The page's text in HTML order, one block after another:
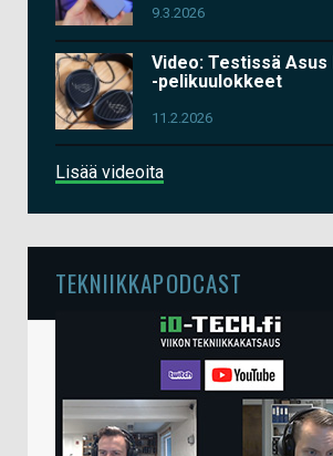
9.3.2026
Video: Testissä Asus
-pelikuulokkeet
11.2.2026
Lisää videoita
TEKNIIKKAPODCAST